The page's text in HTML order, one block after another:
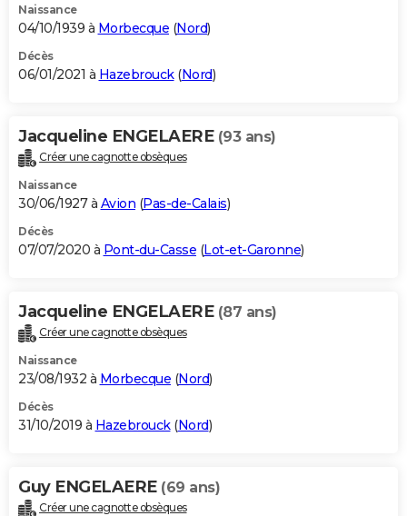
Naissance
04/10/1939 à Morbecque (Nord)
Décès
06/01/2021 à Hazebrouck(Nord)
Jacqueline ENGELAERE (93 ans)
Créer une cagnotte obsèques
Naissance
30/06/1927 à Avion (Pas-de-Calais)
Décès
07/07/2020 à Pont-du-Casse (Lot-et-Garonne)
Jacqueline ENGELAERE (87 ans)
Créer une cagnotte obsèques
Naissance
23/08/1932 à Morbecque (Nord)
Décès
31/10/2019 à Hazebrouck(Nord)
Guy ENGELAERE (69 ans)
Créer une cagnotte obsèques